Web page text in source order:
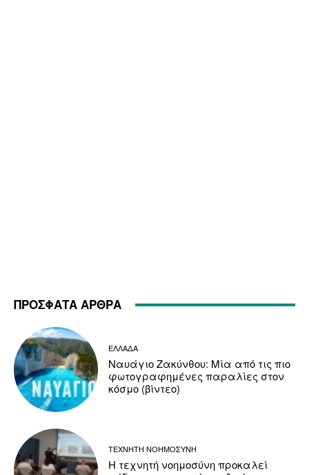
ΠΡΟΣΦΑΤΑ ΑΡΘΡΑ
ΕΛΛΑΔΑ
Ναυάγιο Ζακύνθου: Μία από τις πιο
φωτογραφημένες παραλίες στον
κόσμο (βίντεο)
ΤΕΧΝΗΤΗ ΝΟΗΜΟΣΥΝΗ
Η τεχνητή νοημοσύνη προκαλεί